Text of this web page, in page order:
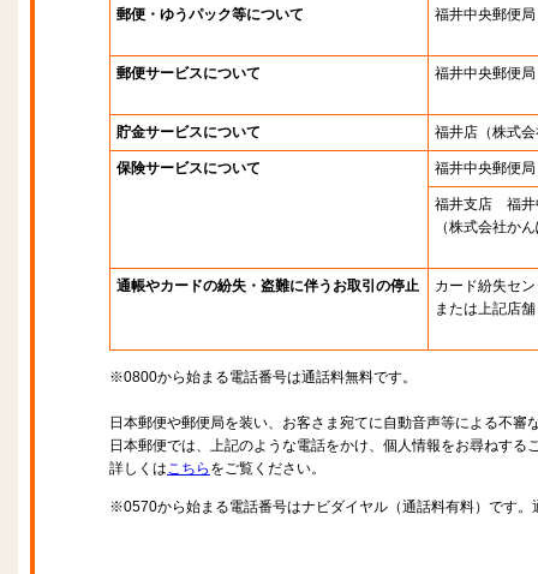
郵便・ゆうパック等について 福井中央郵便局
郵便サービスについて 福井中央郵便局
貯金サービスについて 福井店 （株式
保険サービスについて 福井中央郵便局
福井支店 福井
（株式会社か
通帳やカードの紛失・盗難に伴うお取引の停止
カード紛失セ
または上記店舗
※0800から始まる電話番号は通話料無料です。
日本郵便や郵便局を装い、お客さま宛てに自動音声等による不審
日本郵便では、上記のような電話をかけ、個人情報をお尋ねする
詳しくはこちら をご覧ください。
※0570から始まる電話番号はナビダイヤル（通話料有料）です